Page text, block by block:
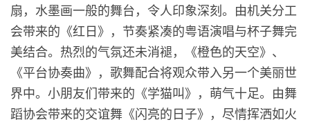
扇，水墨画一般的舞台，令人印象深刻。由机关分工
会带来的《红日》，节奏紧凑的粤语演唱与杯子舞完
美结合。热烈的气氛还未消褪，《橙色的天空》、
《平台协奏曲》，歌舞配合将观众带入另一个美丽世
界中。小朋友们带来的《学猫叫》，萌气十足。由舞
蹈协会带来的交谊舞《闪亮的日子》，尽情挥洒如火